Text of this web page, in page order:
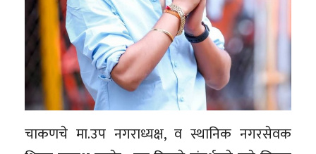
चाकणचे मा.उप नगराध्यक्ष, व स्थानिक नगरसेवक